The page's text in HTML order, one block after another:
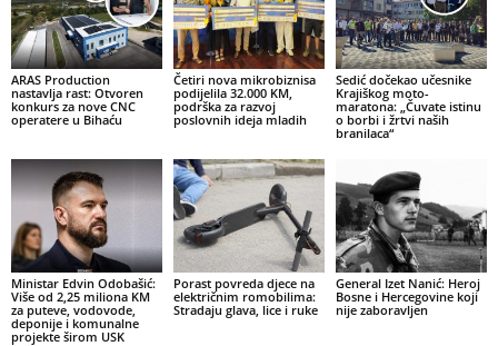
ARAS Production
nastavlja rast: Otvoren
konkurs za nove CNC
operatere u Bihaću
Četiri nova mikrobiznisa
podijelila 32.000 KM,
podrška za razvoj
poslovnih ideja mladih
Sedić dočekao učesnike
Krajiškog moto-
maratona: „Čuvate istinu
o borbi i žrtvi naših
branilaca“
Ministar Edvin Odobašić:
Više od 2,25 miliona KM
za puteve, vodovode,
deponije i komunalne
projekte širom USK
Porast povreda djece na
električnim romobilima:
Stradaju glava, lice i ruke
General Izet Nanić: Heroj
Bosne i Hercegovine koji
nije zaboravljen